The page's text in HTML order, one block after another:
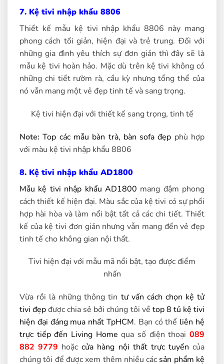
7. Kệ tivi nhập khẩu 8806
Thiết kế mẫu kệ tivi nhập khẩu 8806 này mang
phong cách tối giản, hiện đại và trẻ trung. Đối với
những gia đình yêu thích sự đơn giản thì đây sẽ là
mẫu kệ tivi hoàn hảo. Mặc dù trên kệ tivi không có
những chi tiết rườm rà, cầu kỳ nhưng tổng thể của
nó vẫn mang một vẻ đẹp tinh tế và sang trọng.
Kệ tivi hiện đại với thiết kế sang trọng, tinh tế
Note: Top các mẫu bàn trà, bàn sofa đẹp phù hợp
với màu kệ tivi nhập khẩu 8806
8. Kệ tivi nhập khẩu AD1800
Mẫu kệ tivi nhập khẩu AD1800 mang đậm phong
cách thiết kế hiện đại. Màu sắc của kệ tivi có sự phối
hợp hài hòa và làm nổi bật tất cả các chi tiết. Thiết
kế của kệ tivi đơn giản nhưng vẫn mang đến vẻ đẹp
tinh tế cho không gian nội thất.
Tivi hiện đại với mẫu mã nổi bật, tạo được điểm
nhấn
Vừa rồi là những thông tin tư vấn cách chọn kệ tử
tivi đẹpđược chia sẻ bởi chúng tôi về top 8 tủ kệ tivi
hiện đại đáng mua nhất TpHCM. Bạn có thể liên hệ
trực tiếp đến Living Home qua số điện thoại089
882 9779 hoặccửa hàng nội thất trực tuyến của
chúng tôi để được xem thêm nhiều các sản phẩm kệ